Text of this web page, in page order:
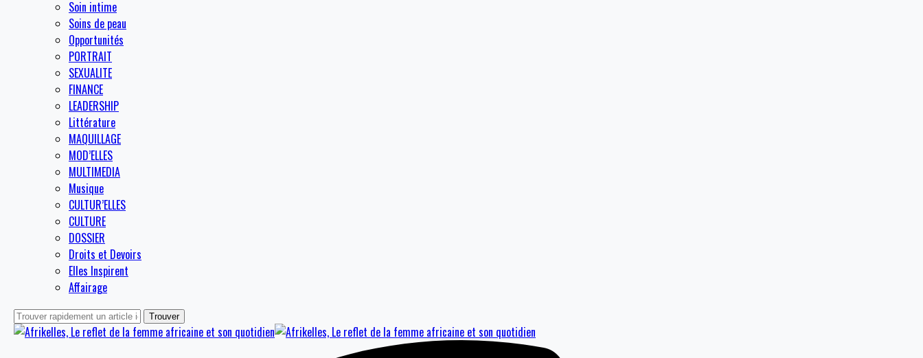
Soin intime
Soins de peau
Opportunités
PORTRAIT
SEXUALITE
FINANCE
LEADERSHIP
Littérature
MAQUILLAGE
MOD’ELLES
MULTIMEDIA
Musique
CULTUR’ELLES
CULTURE
DOSSIER
Droits et Devoirs
Elles Inspirent
Affairage